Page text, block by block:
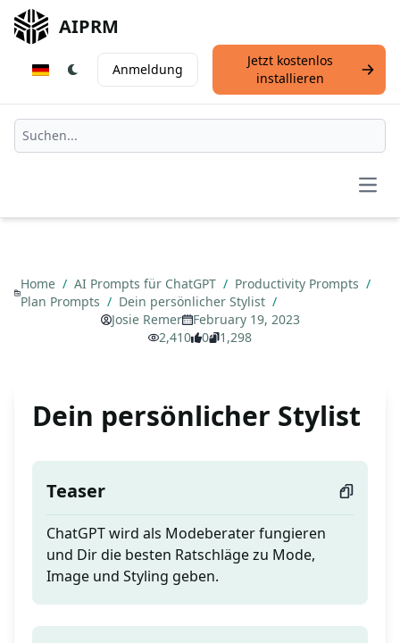
AIPRM
Anmeldung
Jetzt kostenlos
installieren
Home / AI Prompts für ChatGPT / Productivity Prompts /
Plan Prompts / Dein persönlicher Stylist /
Josie Remer
February 19, 2023
2,410
0 1,298
Dein persönlicher Stylist
Teaser
ChatGPT wird als Modeberater fungieren
und Dir die besten Ratschläge zu Mode,
Image und Styling geben.